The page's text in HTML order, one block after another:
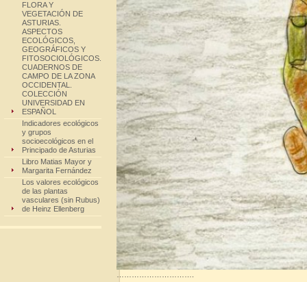
FLORA Y
VEGETACIÓN DE
ASTURIAS.
ASPECTOS
ECOLÓGICOS,
GEOGRÁFICOS Y
FITOSOCIOLÓGICOS.
CUADERNOS DE
CAMPO DE LA ZONA
OCCIDENTAL.
COLECCIÓN
UNIVERSIDAD EN
ESPAÑOL
Indicadores ecológicos
y grupos
socioecológicos en el
Principado de Asturias
Libro Matias Mayor y
Margarita Fernández
Los valores ecológicos
de las plantas
vasculares (sin Rubus)
de Heinz Ellenberg